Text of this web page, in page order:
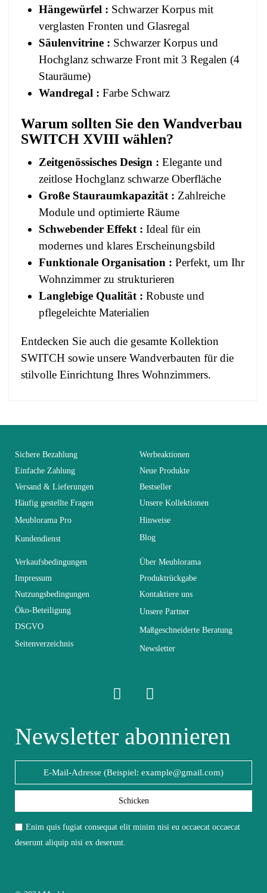
Hängewürfel : Schwarzer Korpus mit
verglasten Fronten und Glasregal
Säulenvitrine : Schwarzer Korpus und
Hochglanz schwarze Front mit 3 Regalen (4
Stauräume)
Wandregal : Farbe Schwarz
Warum sollten Sie den Wandverbau
SWITCH XVIII wählen?
Zeitgenössisches Design : Elegante und
zeitlose Hochglanz schwarze Oberfläche
Große Stauraumkapazität : Zahlreiche
Module und optimierte Räume
Schwebender Effekt : Ideal für ein
modernes und klares Erscheinungsbild
Funktionale Organisation : Perfekt, um Ihr
Wohnzimmer zu strukturieren
Langlebige Qualität : Robuste und
pflegeleichte Materialien
Entdecken Sie auch die gesamte Kollektion
SWITCH sowie unsere Wandverbauten für die
stilvolle Einrichtung Ihres Wohnzimmers.
Alter Erwachsener
Kollektion SWITCH
Farben Schwarz
Lieferzeiten (Anz.
Tage)
21
Abmessungen 280x180x40
Elektrisch Elektrisch
Vorstellungsgespräch
mit einem feuchten
Mikrofasertuch
Fest Fest
Breite
You Must Login To Review
Sichere Bezahlung
Einfache Zahlung
Versand & Lieferungen
Häufig gestellte Fragen
Meublorama Pro
Kundendienst
Werbeaktionen
Neue Produkte
Bestseller
Unsere Kollektionen
Hinweise
Blog
Verkaufsbedingungen
Impressum
Nutzungsbedingungen
Öko-Beteiligung
DSGVO
Seitenverzeichnis
Über Meublorama
Produktrückgabe
Kontaktiere uns
Unsere Partner
Maßgeschneiderte Beratung
Newsletter
Newsletter abonnieren
Schicken
Enim quis fugiat consequat elit minim nisi eu occaecat occaecat
deserunt aliquip nisi ex deserunt.